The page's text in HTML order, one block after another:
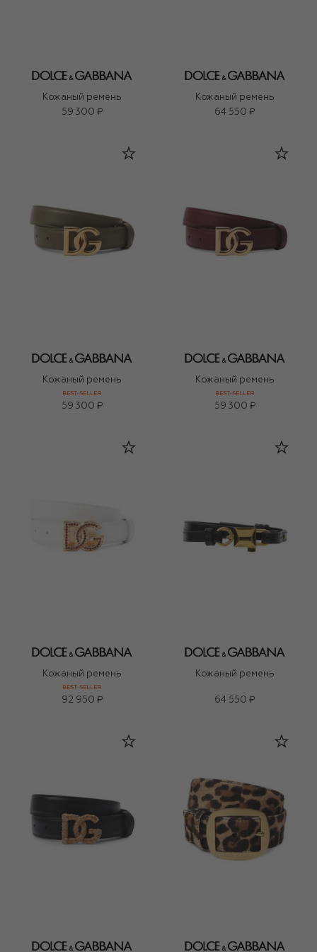
Кожаный ремень
59 300 ₽
Кожаный ремень
64 550 ₽
Кожаный ремень
BEST-SELLER
59 300 ₽
Кожаный ремень
BEST-SELLER
59 300 ₽
Кожаный ремень
BEST-SELLER
92 950 ₽
Кожаный ремень
64 550 ₽